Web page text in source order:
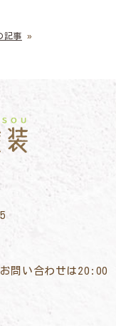
記事 »
問い合わせは20:00